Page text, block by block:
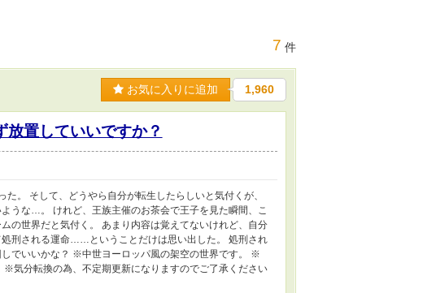
7 件
お気に入りに追加 1,960
置していいですか？
。 そして、どうやら自分が転生したらしいと気付くが、
うな…。 けれど、王族主催のお茶会で王子を見た瞬間、こ
の世界だと気付く。 あまり内容は覚えてないけれど、自分
刑される運命……ということだけは思い出した。 処刑され
でいいかな？ ※中世ヨーロッパ風の架空の世界です。 ※
気分転換の為、不定期更新になりますのでご了承ください